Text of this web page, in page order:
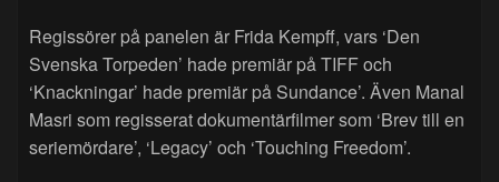
Regissörer på panelen är Frida Kempff, vars ‘Den
Svenska Torpeden’ hade premiär på TIFF och
‘Knackningar’ hade premiär på Sundance’. Även Manal
Masri som regisserat dokumentärfilmer som ‘Brev till en
seriemördare’, ‘Legacy’ och ‘Touching Freedom’.